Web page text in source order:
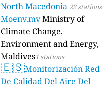
North Macedonia 22 stations
Moenv.mvMinistry of
Climate Change,
Environment and Energy,
Maldives1 stations
🇪🇸Monitorización Red
De Calidad Del Aire Del